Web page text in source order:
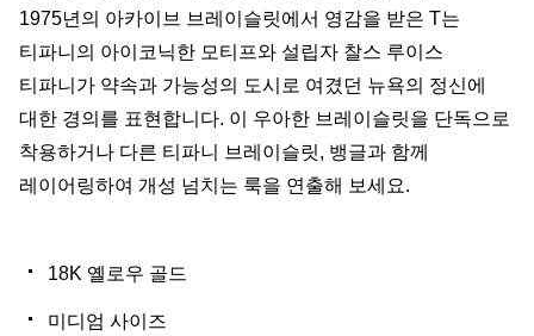
1975년의 아카이브 브레이슬릿에서 영감을 받은 T는
티파니의 아이코닉한 모티프와 설립자 찰스 루이스
티파니가 약속과 가능성의 도시로 여겼던 뉴욕의 정신에
대한 경의를 표현합니다. 이 우아한 브레이슬릿을 단독으로
착용하거나 다른 티파니 브레이슬릿, 뱅글과 함께
레이어링하여 개성 넘치는 룩을 연출해 보세요.
18K 옐로우 골드
미디엄 사이즈